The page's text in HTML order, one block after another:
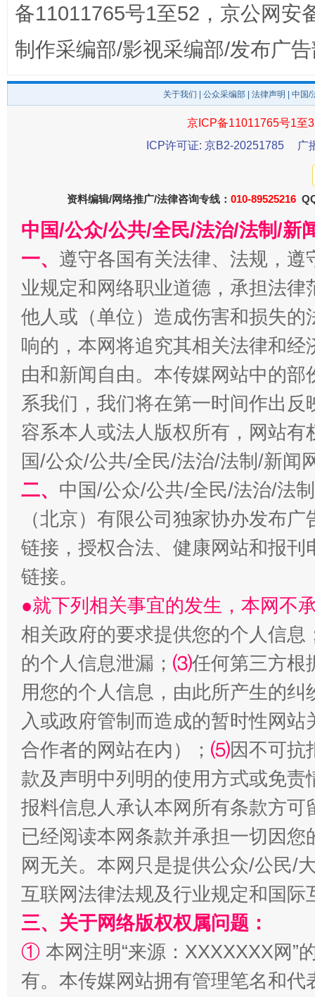
公平竞争审查“十大案例”出炉！ 一纸欠
东山县通报“牛蛙产品抗生素超标问题” 法
千年窑火 生生不息 一
揭开“小金库”的免责幌子
受贿1.44亿！段成刚被判无期 从幼
备11011765号1至52，京公网安
制作采编部/影视采编部/发布广
关于我们 公众采编部 法律声明 | 中国
京ICP备11011765号1至
ICP许可证: 京B2-20251785
广
资料编辑/网络推广/法律咨询专线： 010-89525216
中国/公众/公共/全民/法治/法制/新
一、 遵守各国有关法律、法规，
业规定和网络职业道德，承担法
他人或（单位）造成伤害和损失
响的，本网将追究其相关法律和
由和新闻自由。本传媒网站中的
系我们，我们将在第一时间作出
容系本人或法人版权所有，网站
国/公众/公共/全民/法治/法制/新闻
二、 中国/公众/公共/全民/法治/法
（北京）有限公司独家协办发布
链接，授权合法、健康网站和报
链接。
●就下列相关事宜的发生，本网不
相关政府的要求提供您的个人信息
的个人信息泄漏； ⑶任何第三方根
用您的个人信息，由此所产生的纠
入或政府管制而造成的暂时性网
合作者的网站在内）； ⑸因不可抗
款及声明中列明的使用方式或免责
报料信息人承认本网所有条款方
已经阅读本网条款并承担一切因
网无关。本网只是提供公众/公民/
互联网法律法规及行业规定和国
三、关于网络版权权属问题：
① 本网注明“来源：XXXXXXX网”
有。本传媒网站拥有管理笔名和